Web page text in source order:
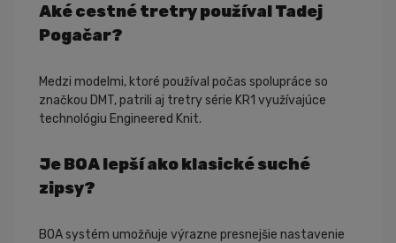
Aké cestné tretry používal Tadej
Pogačar?
Medzi modelmi, ktoré používal počas spolupráce so
značkou DMT, patrili aj tretry série KR1 využívajúce
technológiu Engineered Knit.
Je BOA lepší ako klasické suché
zipsy?
BOA systém umožňuje výrazne presnejšie nastavenie